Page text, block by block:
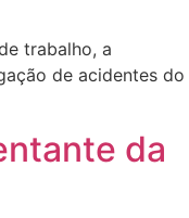
trabalho, a
de acidentes do
da